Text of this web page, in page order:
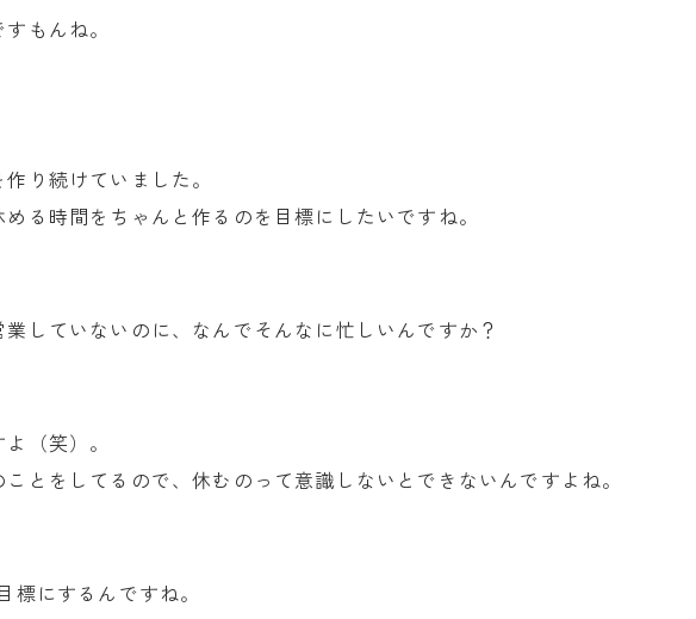
もんね。
り続けていました。
る時間をちゃんと作るのを目標にしたいですね。
していないのに、なんでそんなに忙しいんですか？
（笑）。
とをしてるので、休むのって意識しないとできないんですよね。
標にするんですね。